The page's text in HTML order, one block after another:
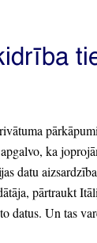
ka
datu
pārtraukt
datus. Un tas